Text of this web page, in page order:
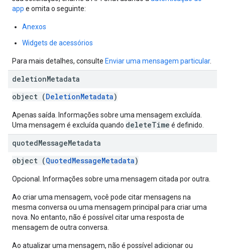
app e omita o seguinte:
Anexos
Widgets de acessórios
Para mais detalhes, consulte Enviar uma mensagem particular.
deletionMetadata
object (DeletionMetadata)
Apenas saída. Informações sobre uma mensagem excluída.
Uma mensagem é excluída quando deleteTime é definido.
quotedMessageMetadata
object (QuotedMessageMetadata)
Opcional. Informações sobre uma mensagem citada por outra.
Ao criar uma mensagem, você pode citar mensagens na
mesma conversa ou uma mensagem principal para criar uma
nova. No entanto, não é possível citar uma resposta de
mensagem de outra conversa.
Ao atualizar uma mensagem, não é possível adicionar ou